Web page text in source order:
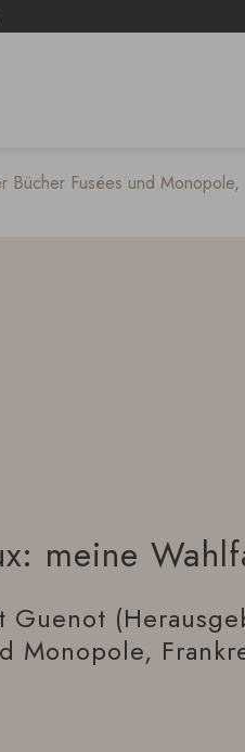
Fusées und Monopole,
meine
Guenot
Monopole,